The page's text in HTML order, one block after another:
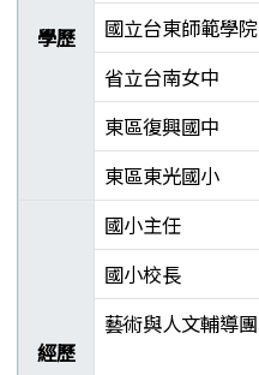
學歷
國立台東師範學院
省立台南女中
東區復興國中
東區東光國小
經歷
國小主任
國小校長
藝術與人文輔導團